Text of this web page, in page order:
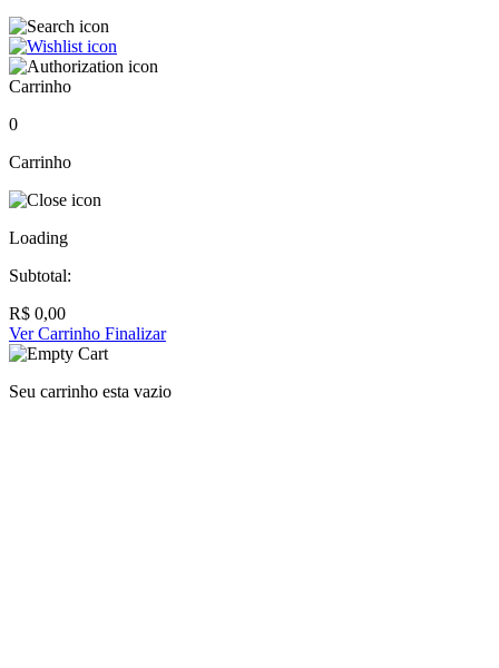
Carrinho
0
Carrinho
Loading
Subtotal:
R$ 0,00
Ver Carrinho Finalizar
Seu carrinho esta vazio